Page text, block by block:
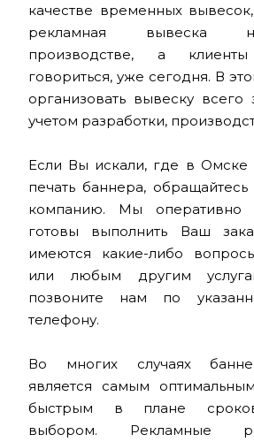
качестве временных
рекламная вывеска
производстве, а
говориться, уже сегодня. В
организовать вывеску
учетом разработки,
Если Вы искали, где в Омске
печать баннера,
компанию. Мы оперативно
готовы выполнить Ваш
имеются какие-либо
или любым другим
позвоните нам по
телефону.
Во многих случаях
является самым
быстрым в плане
выбором. Рекламные